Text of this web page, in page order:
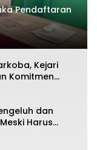
Pendaftaran
Kejari
Komitmen
Tuntas
dan
Harus